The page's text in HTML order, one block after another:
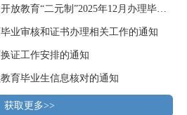
关于高等学历继续教育及开放教育“二元制”2025年12月办理毕业证书的通知
业审核和证书办理相关工作的通知
证工作安排的通知
育毕业生信息核对的通知
获取更多>>